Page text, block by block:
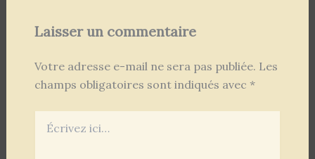
Laisser un commentaire
Votre adresse e-mail ne sera pas publiée. Les
champs obligatoires sont indiqués avec *
ici…